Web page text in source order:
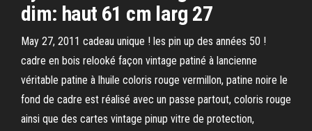
dim: haut 61 cm larg 27
May 27, 2011 cadeau unique ! les pin up des années 50 !
cadre en bois relooké façon vintage patiné à lancienne
véritable patine à lhuile coloris rouge vermillon, patine noire le
fond de cadre est réalisé avec un passe partout, coloris rouge
ainsi que des cartes vintage pinup vitre de protection,